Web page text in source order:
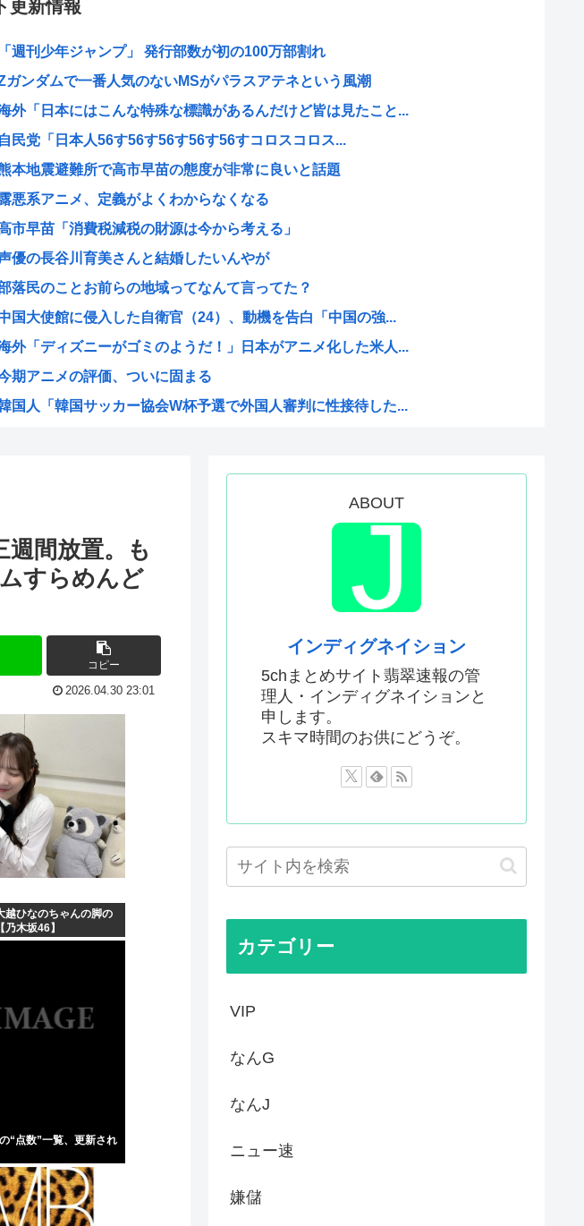
更新情報
「週刊少年ジャンプ」 発行部数が初の100万部割れ
ガンダムで一番人気のないMSがパラスアテネという風潮
外「日本にはこんな特殊な標識があるんだけど皆は見たこと...
自民党「日本人56す56す56す56す56すコロスコロス...
本地震避難所で高市早苗の態度が非常に良いと話題
悪系アニメ、定義がよくわからなくなる
市早苗「消費税減税の財源は今から考える」
優の長谷川育美さんと結婚したいんやが
落民のことお前らの地域ってなんて言ってた？
国大使館に侵入した自衛官（24）、動機を告白「中国の強...
外「ディズニーがゴミのようだ！」日本がアニメ化した米人...
期アニメの評価、ついに固まる
国人「韓国サッカー協会W杯予選で外国人審判に性接待した...
画像】カノカリ女、とんでもないエ口グッズにされてしまい...
国人「日本には韓国みたいなドラッグストアがないので韓国...
宮崎駿「声優は娼婦のような声」←これ正論すぎるよな
なんかおもろい漫画ない?
バンダイナムコ決算、プリキュアが前年比大幅減少
韓国人「地震で高市早苗ちゃんは北朝鮮の金正恩と比較され完...
本五十六「明日は真珠湾攻撃か…なんやこれ、デスノート？...
2019年】 重機の作業員が「なんだこれ」と通報した密...
市早苗の秘書のガンステージ4はどうなったの？
メリカ「ヤニねこは黒人をネコ娘にして黒人差別を描いた社...
新県議、無許可で選挙カーレンタル事業 複数の維新候補が...
国人「現在、日本が密かに韓国からパクっているものがこち...
間放置。も
すらめんど
コピー
2026.04.30 23:01
越ひなのちゃんの脚の
木坂46】
“点数”一覧、更新され
ABOUT
インディグネイション
5chまとめサイト翡翠速報の管
理人・インディグネイションと
申します。
スキマ時間のお供にどうぞ。
カテゴリー
VIP
なんG
なんJ
ニュー速
嫌儲